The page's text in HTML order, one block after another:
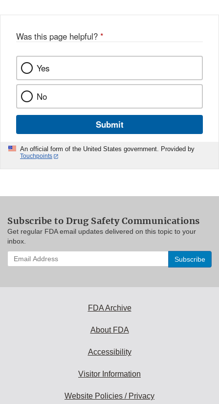
Was this page helpful? *
Yes
No
Submit
An official form of the United States government. Provided by
Touchpoints
Subscribe to Drug Safety Communications
Get regular FDA email updates delivered on this topic to your
inbox.
Enter
your
FDA Archive
About FDA
Accessibility
Visitor Information
Website Policies / Privacy